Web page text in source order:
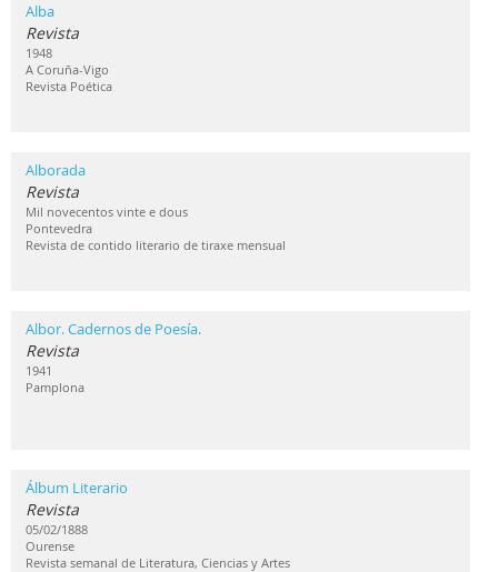
Alba
Revista
1948
A Coruña-Vigo
Revista Poética
Alborada
Revista
Mil novecentos vinte e dous
Pontevedra
Revista de contido literario de tiraxe mensual
Albor. Cadernos de Poesía.
Revista
1941
Pamplona
Álbum Literario
Revista
05/02/1888
Ourense
Revista semanal de Literatura, Ciencias y Artes